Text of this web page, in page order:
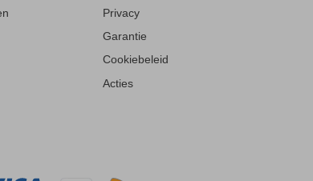
Privacy
Garantie
Cookiebeleid
Acties